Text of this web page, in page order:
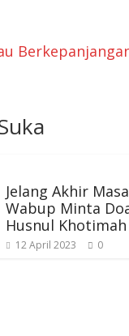
Jelang Akhir
Wabup Minta
Husnul Khotimah
12 April 2023 0